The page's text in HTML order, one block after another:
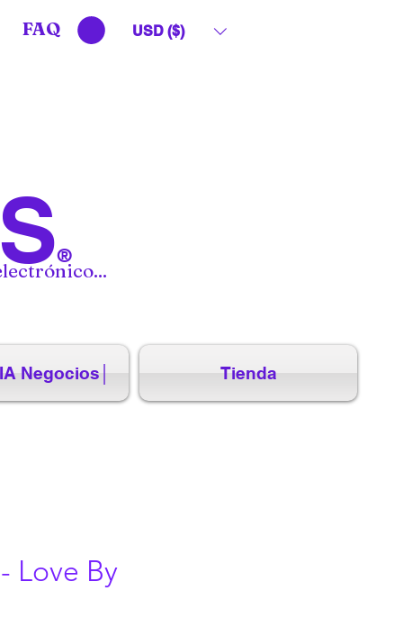
®
FAQ USD ($)
Negocios│ Tienda
Love By